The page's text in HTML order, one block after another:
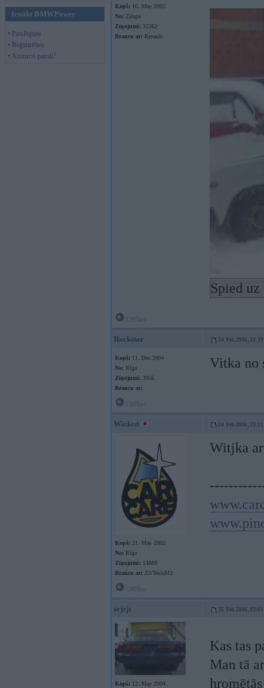
Ienākt BMWPower
• Pieslēgties
• Reģistrēties
• Aizmirsi paroli?
Kopš: 16. May 2002
No: Zilupe
Ziņojumi: 32262
Braucu ar: Renault
Spied
Rockstar 24. Feb 2006, 18:39
Kopš: 11. Dec 2004
No: Rīga
Ziņojumi: 3956
Braucu ar:
Vitka no
Wicked 24. Feb 2006, 23:11
Kopš: 21. May 2002
No: Rīga
Ziņojumi: 14869
Braucu ar: Z3/TeslaM3
Witjka
sejejs 25. Feb 2006, 03:01
Kopš: 12. May 2004
Kas tas
Man tā